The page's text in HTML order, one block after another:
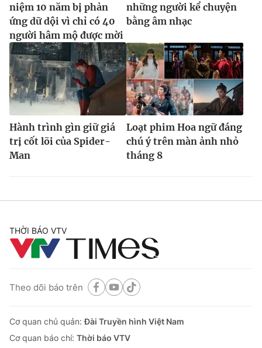
niệm 10 năm bị phản
ứng dữ dội vì chỉ có 40
người hâm mộ được mời
những người kể chuyện
bằng âm nhạc
Hành trình gìn giữ giá
trị cốt lõi của Spider-
Man
Loạt phim Hoa ngữ đáng
chú ý trên màn ảnh nhỏ
tháng 8
THỜI BÁO VTV
Theo dõi báo trên
Cơ quan chủ quản:Đài Truyền hình Việt Nam
Cơ quan báo chí: Thời báo VTV